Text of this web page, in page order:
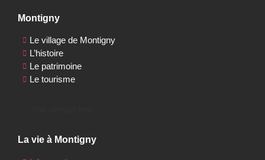
Montigny
Le village de Montigny
L’histoire
Le patrimoine
Le tourisme
La vie à Montigny